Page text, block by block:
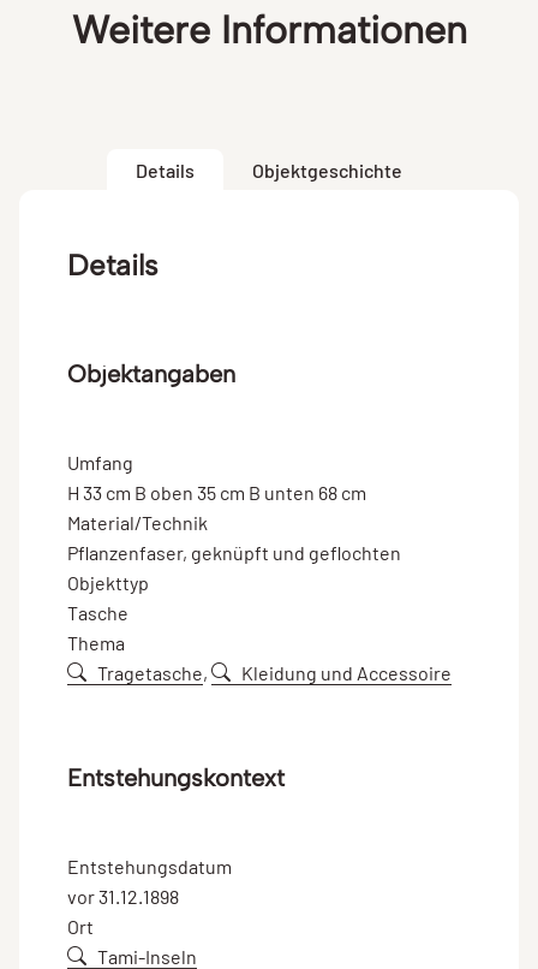
Weitere Informationen
Details Objektgeschichte
Details
Objektangaben
Umfang
H 33 cm B oben 35 cm B unten 68 cm
Material/Technik
Pflanzenfaser, geknüpft und geflochten
Objekttyp
Tasche
Thema
Tragetasche, Kleidung und Accessoire
Entstehungskontext
Entstehungsdatum
vor 31.12.1898
Ort
Tami-Inseln